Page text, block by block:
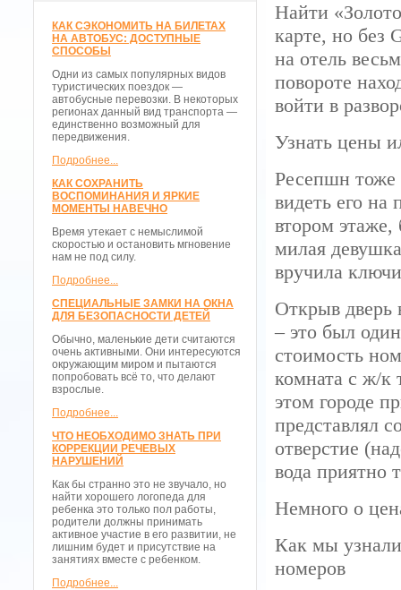
КАК СЭКОНОМИТЬ НА БИЛЕТАХ
НА АВТОБУС: ДОСТУПНЫЕ
СПОСОБЫ
Одни из самых популярных видов
туристических поездок —
автобусные перевозки. В некоторых
регионах данный вид транспорта —
единственно возможный для
передвижения.
Подробнее...
КАК СОХРАНИТЬ
ВОСПОМИНАНИЯ И ЯРКИЕ
МОМЕНТЫ НАВЕЧНО
Время утекает с немыслимой
скоростью и остановить мгновение
нам не под силу.
Подробнее...
СПЕЦИАЛЬНЫЕ ЗАМКИ НА ОКНА
ДЛЯ БЕЗОПАСНОСТИ ДЕТЕЙ
Обычно, маленькие дети считаются
очень активными. Они интересуются
окружающим миром и пытаются
попробовать всё то, что делают
взрослые.
Подробнее...
ЧТО НЕОБХОДИМО ЗНАТЬ ПРИ
КОРРЕКЦИИ РЕЧЕВЫХ
НАРУШЕНИЙ
Как бы странно это не звучало, но
найти хорошего логопеда для
ребенка это только пол работы,
родители должны принимать
активное участие в его развитии, не
лишним будет и присутствие на
занятиях вместе с ребенком.
Подробнее...
Найти
карте, но без
на отель
повороте
войти в
Узнать цены
Ресепшн тоже
видеть его на
втором этаже,
милая
вручила
Открыв дверь
– это был
стоимость
комната с ж/к
этом городе
представлял
отверстие
вода приятно
Немного о
Как мы
номеров